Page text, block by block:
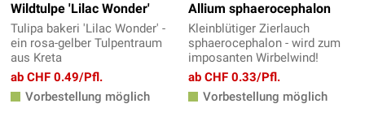
Wildtulpe 'Lilac Wonder'
Tulipa bakeri 'Lilac Wonder' -
ein rosa-gelber Tulpentraum
aus Kreta
ab CHF 0.49/Pfl.
Vorbestellung möglich
Allium sphaerocephalon
Kleinblütiger Zierlauch
sphaerocephalon - wird zum
imposanten Wirbelwind!
ab CHF 0.33/Pfl.
Vorbestellung möglich